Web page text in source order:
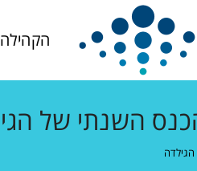
הקהילה
השנתי של
הגילדה